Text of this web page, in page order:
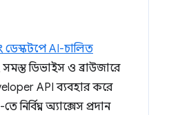
AI-চালিত
ডিভাইস ও ব্রাউজারে
API ব্যবহার করে
অ্যাক্সেস প্রদান